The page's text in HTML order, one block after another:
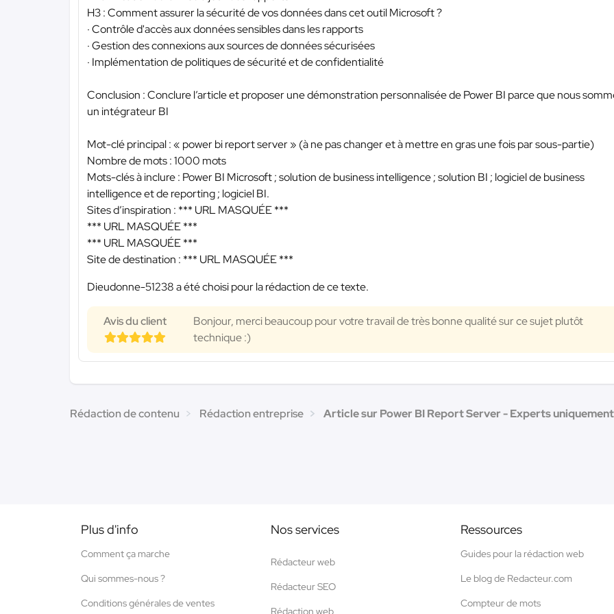
H3 : Comment assurer la sécurité de vos données dans cet outil Microsoft ?
· Contrôle d'accès aux données sensibles dans les rapports
· Gestion des connexions aux sources de données sécurisées
· Implémentation de politiques de sécurité et de confidentialité
Conclusion : Conclure l’article et proposer une démonstration personnalisée de Power BI parce que nous
un intégrateur BI
Mot-clé principal : « power bi report server » (à ne pas changer et à mettre en gras une fois par sous-partie)
Nombre de mots : 1000 mots
Mots-clés à inclure : Power BI Microsoft ; solution de business intelligence ; solution BI ; logiciel de business
intelligence et de reporting ; logiciel BI.
Sites d’inspiration : *** URL MASQUÉE ***
*** URL MASQUÉE ***
*** URL MASQUÉE ***
Site de destination : *** URL MASQUÉE ***
Dieudonne-51238 a été choisi pour la rédaction de ce texte.
Avis du client
Bonjour, merci beaucoup pour votre travail de très bonne qualité sur ce sujet plutôt
technique :)
Rédaction de contenu Rédaction entreprise Article sur Power BI Report Server - Experts
Plus d'info
Comment ça marche
Qui sommes-nous ?
Conditions générales de ventes
Nos services
Rédacteur web
Rédacteur SEO
Rédaction web
Ressources
Guides pour la rédaction web
Le blog de Redacteur.com
Compteur de mots